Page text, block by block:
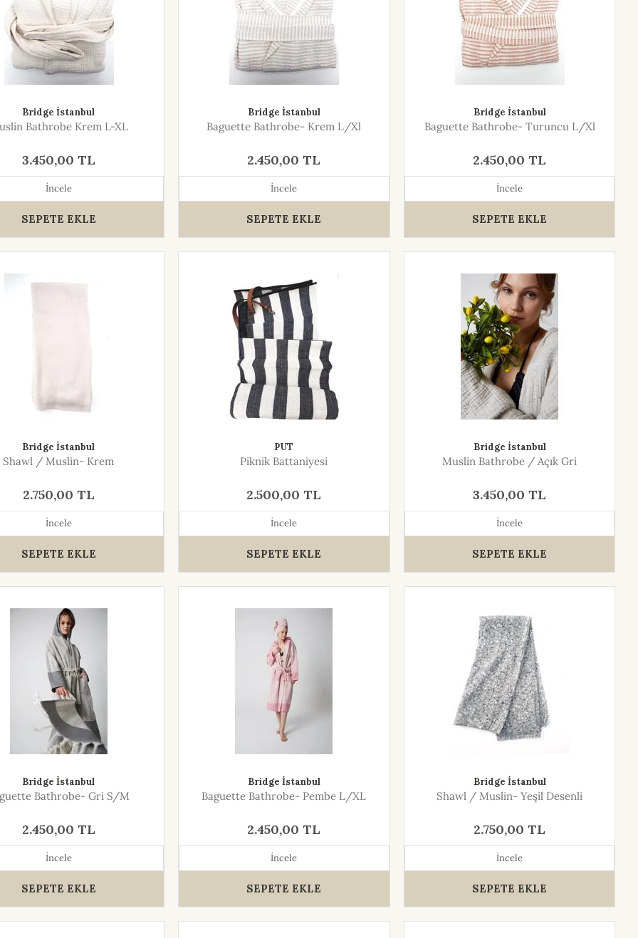
Bridge İstanbul
Bathrobe Krem L-XL
3.450,00 TL
İncele
SEPETE EKLE
Bridge İstanbul
Baguette Bathrobe- Krem L/Xl
2.450,00 TL
İncele
SEPETE EKLE
Bridge İstanbul
Baguette Bathrobe- Turuncu L/Xl
2.450,00 TL
İncele
SEPETE EKLE
Bridge İstanbul
Shawl / Muslin- Krem
2.750,00 TL
İncele
SEPETE EKLE
PUT
Piknik Battaniyesi
2.500,00 TL
İncele
SEPETE EKLE
Bridge İstanbul
Muslin Bathrobe / Açık Gri
3.450,00 TL
İncele
SEPETE EKLE
Bridge İstanbul
Bathrobe- Gri S/M
2.450,00 TL
İncele
SEPETE EKLE
Bridge İstanbul
Baguette Bathrobe- Pembe L/XL
2.450,00 TL
İncele
SEPETE EKLE
Bridge İstanbul
Shawl / Muslin- Yeşil Desenli
2.750,00 TL
İncele
SEPETE EKLE